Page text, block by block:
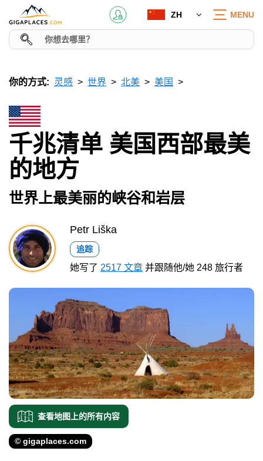
ZH MENU
你的方式: 灵感 世界 北美 美国
千兆清单 美国西部最美
的地方
世界上最美丽的峡谷和岩层
Petr Liška
追踪
她写了 2517 文章 并跟随他/她 248 旅行者
查看地图上的所有内容
© gigaplaces.com